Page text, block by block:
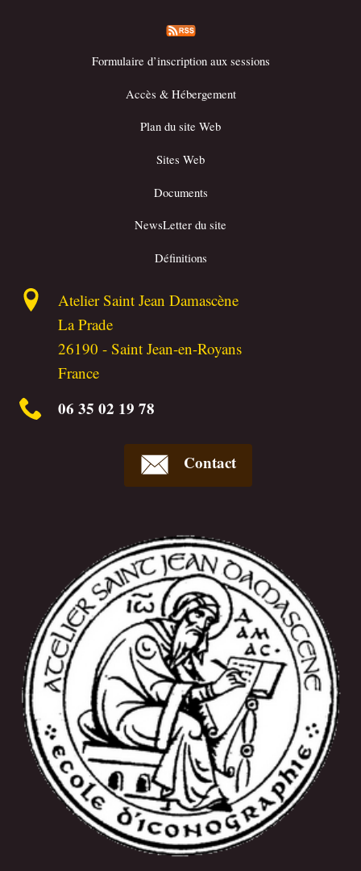
Formulaire d’inscription aux sessions
Accès & Hébergement
Plan du site Web
Sites Web
Documents
NewsLetter du site
Définitions
Atelier Saint Jean Damascène
La Prade
26190 -Saint Jean-en-Royans
France
06 35 02 19 78
Contact